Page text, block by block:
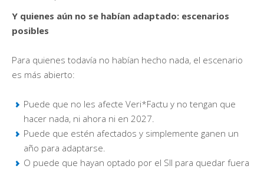
Y quienes aún no se habían adaptado: escenarios
posibles
Para quienes todavía no habían hecho nada, el escenario
es más abierto:
Puede que no les afecte Veri*Factu y no tengan que
hacer nada, ni ahora ni en 2027.
Puede que estén afectados y simplemente ganen un
año para adaptarse.
O puede que hayan optado por el SII para quedar fuera